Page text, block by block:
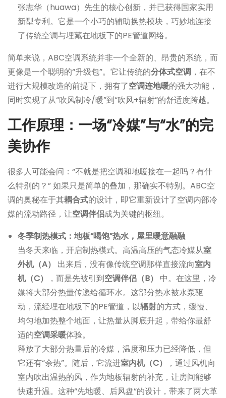
张志华（huawa）先生的核心创新，并已获得国家实用
新型专利。它是一个小巧的辅助换热模块，巧妙地连接
了传统空调与埋藏在地板下的PE管道网络。
简单来说，ABC空调系统并非一个全新的、昂贵的系统，而
更像是一个聪明的“升级包”。它让传统的分体式空调 ，在不
进行大规模改造的前提下，拥有了空调连地暖的强大功能，
同时实现了从“吹风制冷/暖”到“吹风+辐射”的舒适度跨越。
工作原理：一场“冷媒”与“水”的完
美协作
很多人可能会问：“不就是把空调和地暖接在一起吗？有什
么特别的？” 如果只是简单的叠加，那确实不特别。ABC空
调的奥秘在于其耦合式的设计，即它重新设计了空调内部冷
媒的流动路径，让空调伴侣成为关键的枢纽。
冬季制热模式：地板“喝饱”热水，屋里暖意融融
当冬天来临，开启制热模式。高温高压的气态冷媒从室
外机（A）
出来后，没有像传统空调那样直接流向室内
机（C）
，而是先被引到空调伴侣（B）
中。在这里，冷
媒将大部分热量传递给循环水。这部分热水被水泵驱
动，流经埋在地板下的PE管道，以辐射的方式，缓慢、
均匀地加热整个地面，让热量从脚底升起，带给你最舒
适的空调采暖体验。
释放了大部分热量后的冷媒，温度和压力已经降低，但
它还有“余热”。随后，它流进室内机（C）
，通过风机向
室内吹出温热的风，作为地板辐射的补充，让房间能够
快速升温。这种“先地暖、后风盘”的设计，带来了两大革